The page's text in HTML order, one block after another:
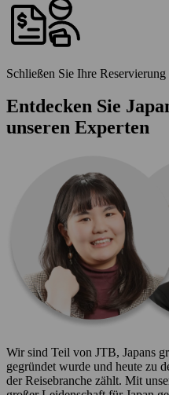
Schließen Sie Ihre
Entdecken Sie
unseren Experten
Wir sind Teil von JTB, Japans
gegründet wurde und heute zu
der Reisebranche zählt. Mit